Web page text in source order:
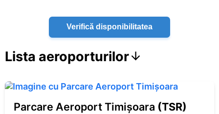
Verifică disponibilitatea
Lista aeroporturilor
Parcare Aeroport Timișoara (TSR)